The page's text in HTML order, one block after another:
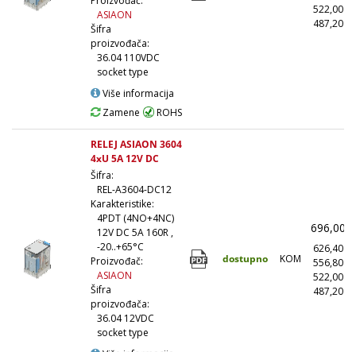
ASIAON
Šifra
proizvođača:
36.04 110VDC
socket type
Više informacija
Zamene
ROHS
522,00
487,20
RELEJ ASIAON 3604
4xU 5A 12V DC
Šifra:
REL-A3604-DC12
Karakteristike:
4PDT (4NO+4NC)
12V DC 5A 160R ,
-20..+65°C
Proizvođač:
ASIAON
Šifra
proizvođača:
36.04 12VDC
socket type
dostupno KOM
696,00
626,40
556,80
522,00
487,20